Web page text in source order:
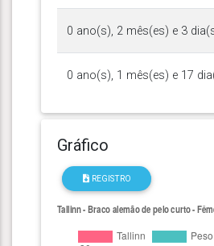
0 ano(s), 2 mês(es) e 3
0 ano(s), 1 mês(es) e 17
Gráfico
REGISTRO